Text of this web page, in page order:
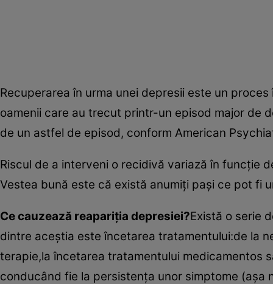
Recuperarea în urma unei depresii este un
oamenii care au trecut printr-un episod major de
de un astfel de episod, conform American
Riscul de a interveni o recidivă variază în funcţie
Vestea bună este că există anumiţi paşi ce pot fi
Ce cauzează reapariţia depresiei?Există o serie
dintre aceştia este încetarea tratamentului:de la
terapie,la încetarea tratamentului medicamentos
conducând fie la persistenţa unor simptome (aşa